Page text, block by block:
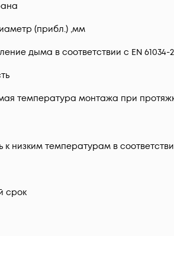
(прибл.) ,мм
дыма в соответствии с EN 61034-
температура монтажа при
к низким температурам в
срок